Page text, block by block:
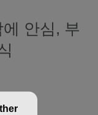
안심, 부